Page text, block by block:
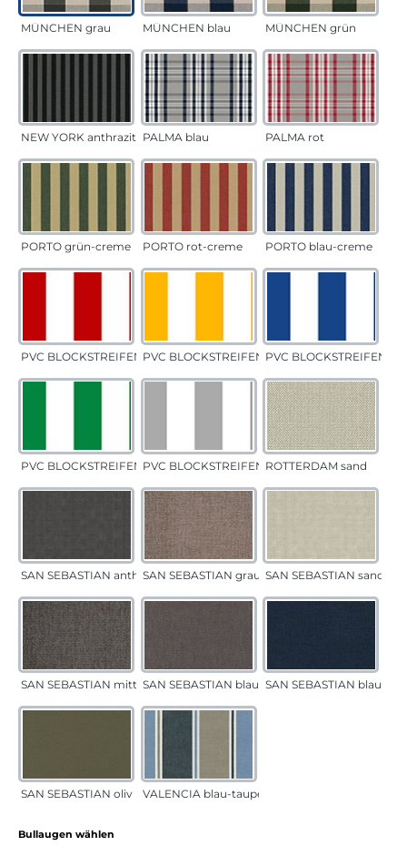
MÜNCHEN grau MÜNCHEN blau MÜNCHEN grün
NEW YORK anthrazit PALMA blau PALMA rot
PORTO grün-creme PORTO rot-creme PORTO blau-creme
PVC BLOCKSTREIFEN rotPVC BLOCKSTREIFEN gelbPVC BLOCKSTREIFEN
PVC BLOCKSTREIFEN grünPVC BLOCKSTREIFEN grauROTTERDAM sand
SAN SEBASTIAN anthrazitSAN SEBASTIAN grau-sandSAN SEBASTIAN sand
SAN SEBASTIAN mittelgrauSAN SEBASTIAN blau-sandSAN SEBASTIAN blau
SAN SEBASTIAN oliv VALENCIA blau-taupe
Bullaugen wählen